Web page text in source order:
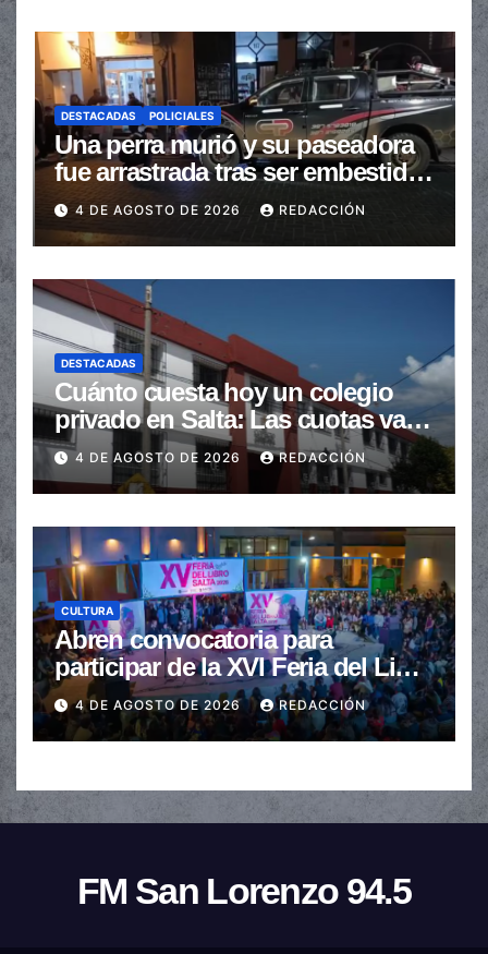
DESTACADAS POLICIALES
Una perra murió y su paseadora
fue arrastrada tras ser embestidas
en la senda peatonal
4 DE AGOSTO DE 2026 REDACCIÓN
DESTACADAS
Cuánto cuesta hoy un colegio
privado en Salta: Las cuotas van
de $110.000 a más de $600.000
4 DE AGOSTO DE 2026 REDACCIÓN
CULTURA
Abren convocatoria para
participar de la XVI Feria del Libro
de Salta
4 DE AGOSTO DE 2026 REDACCIÓN
FM San Lorenzo 94.5